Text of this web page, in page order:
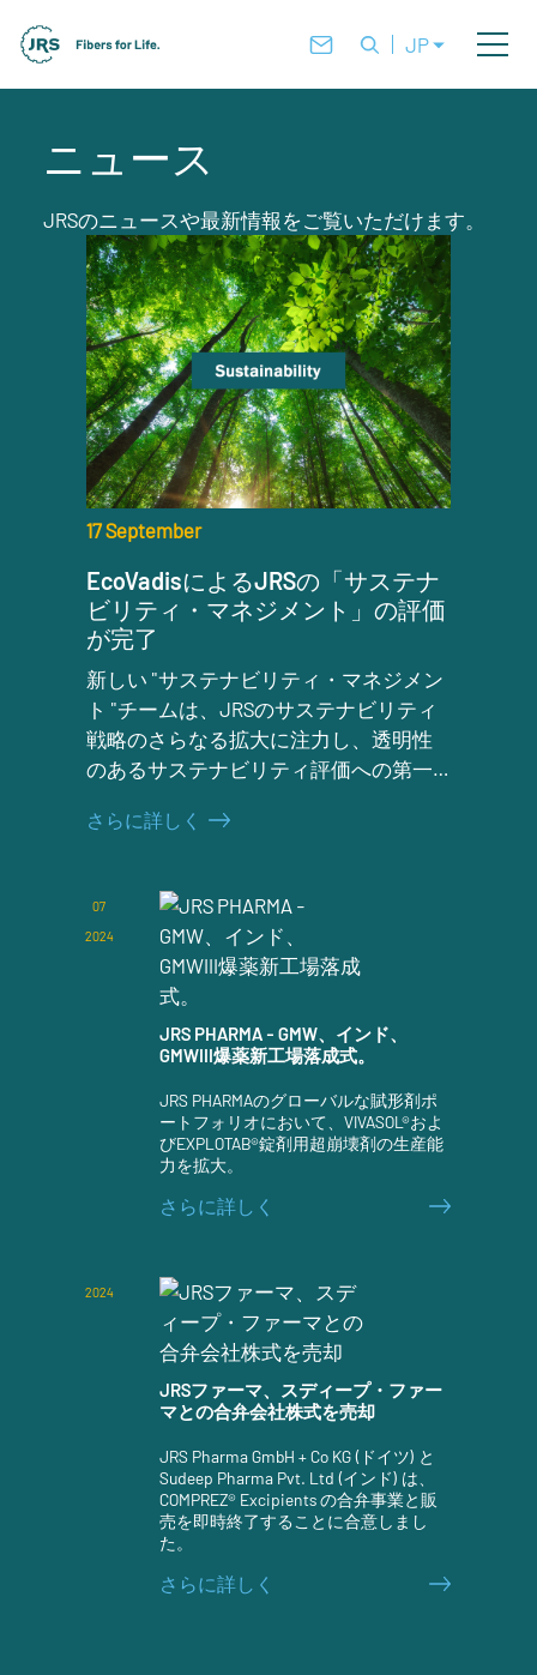
JP
ニュース
JRSのニュースや最新情報をご覧いただけます。
17 September
EcoVadisによるJRSの「サステナ
ビリティ・マネジメント」の評価
が完了
新しい "サステナビリティ・マネジメン
ト "チームは、JRSのサステナビリティ
戦略のさらなる拡大に注力し、透明性
のあるサステナビリティ評価への第一
さらに詳しく
07
2024
JRS PHARMA - GMW、インド、
GMWIII爆薬新工場落成式。
JRS PHARMAのグローバルな賦形剤ポ
ートフォリオにおいて、VIVASOL®およ
びEXPLOTAB®錠剤用超崩壊剤の生産能
力を拡大。
さらに詳しく
2024
JRSファーマ、スディープ・ファー
マとの合弁会社株式を売却
JRS Pharma GmbH + Co KG (ドイツ) と
Sudeep Pharma Pvt. Ltd (インド) は、
COMPREZ® Excipients の合弁事業と販
売を即時終了することに合意しまし
た。
さらに詳しく